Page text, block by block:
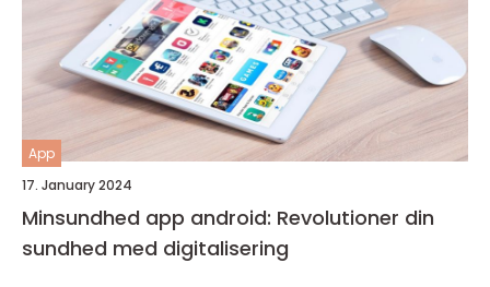
App
17. January 2024
Minsundhed app android: Revolutioner din
sundhed med digitalisering